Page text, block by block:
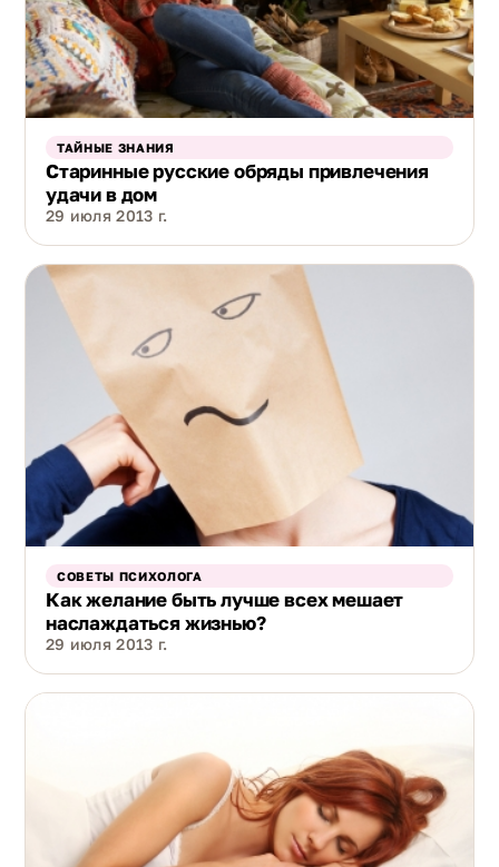
ТАЙНЫЕ ЗНАНИЯ
Старинные русские обряды привлечения
удачи в дом
29 июля 2013 г.
СОВЕТЫ ПСИХОЛОГА
Как желание быть лучше всех мешает
наслаждаться жизнью?
29 июля 2013 г.